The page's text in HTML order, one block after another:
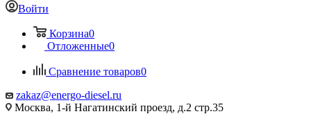
Войти
Корзина0
Отложенные0
Сравнение товаров0
zakaz@energo-diesel.ru
Москва, 1-й Нагатинский проезд, д.2 стр.35